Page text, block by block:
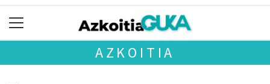
AZKOITIA